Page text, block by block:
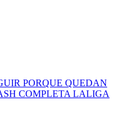
PORQUE QUEDAN
COMPLETA LALIGA